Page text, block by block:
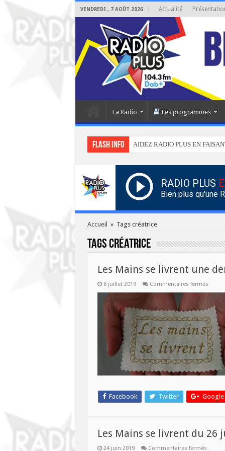
VENDREDI , 7 AOÛT 2026 Actualité
La Radio Les programmes
Flash info AIDEZ RADIO PLUS EN
RADIO PLUS
Bien plus qu'une
Accueil » Tags créatrice
Tagscréatrice
Les Mains se livrent une
8 juillet 2019 Commentaires ferméssur
livrent
une
fois
avant
les
Facebook Twitter Google
Les Mains se livrent du 26
24 juin 2019 Commentaires ferméssur